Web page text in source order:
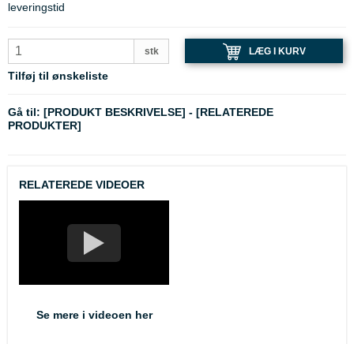
leveringstid
stk LÆG I KURV
Tilføj til ønskeliste
Gå til: [PRODUKT BESKRIVELSE] - [RELATEREDE
PRODUKTER]
RELATEREDE VIDEOER
Se mere i videoen her